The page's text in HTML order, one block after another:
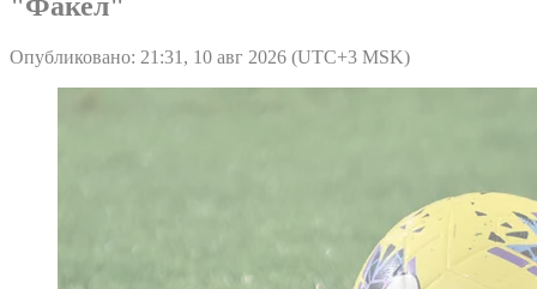
Опубликовано: 21:31, 10 авг 2026 (UTC+3 MSK)